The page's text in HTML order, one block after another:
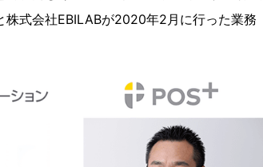
式会社EBILABが2020年2月に行った業務